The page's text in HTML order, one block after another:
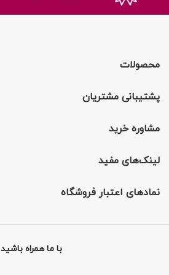
محصولات
پشتیبانی مشتریان
مشاوره خرید
لینک‌های مفید
نمادهای اعتبار فروشگاه
با ما همراه باشید